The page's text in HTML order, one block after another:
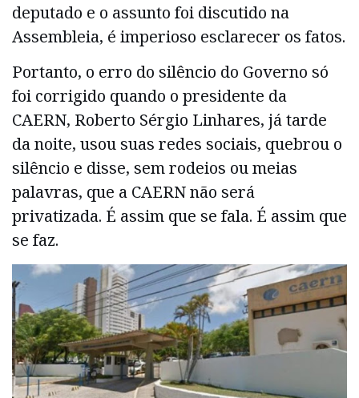
deputado e o assunto foi discutido na
Assembleia, é imperioso esclarecer os fatos.
Portanto, o erro do silêncio do Governo só
foi corrigido quando o presidente da
CAERN, Roberto Sérgio Linhares, já tarde
da noite, usou suas redes sociais, quebrou o
silêncio e disse, sem rodeios ou meias
palavras, que a CAERN não será
privatizada. É assim que se fala. É assim que
se faz.